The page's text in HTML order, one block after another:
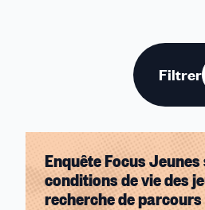
Filtrer
Jeunes
Enquête Focus
conditions de vie des
recherche de parcours